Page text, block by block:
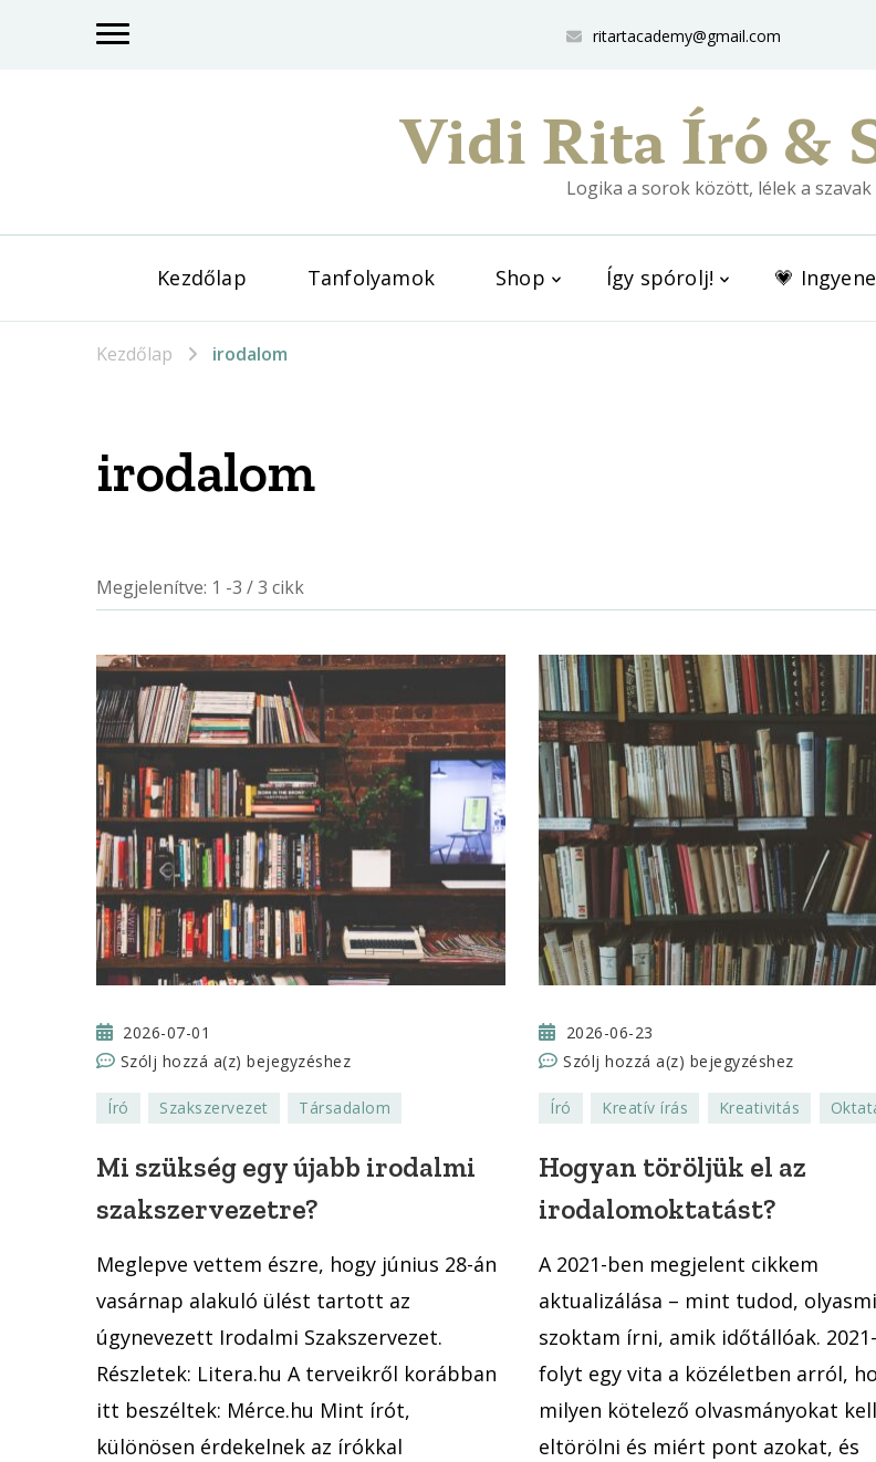
ritartacademy@gmail.com
Vidi Rita Író &
Logika a sorok között, lélek a
Kezdőlap Tanfolyamok Shop Így spórolj! 💗
Kezdőlap irodalom
irodalom
Megjelenítve: 1 -3 / 3 cikk
2026-07-01
Szólj hozzá a(z)Mi
egy
irodalmi
szakszervezetre?
bejegyzéshez
Író Szakszervezet Társadalom
Mi szükség egy újabb irodalmi
szakszervezetre?
Meglepve vettem észre, hogy június 28-án
vasárnap alakuló ülést tartott az
úgynevezett Irodalmi Szakszervezet.
Részletek: Litera.hu A terveikről korábban
itt beszéltek: Mérce.hu Mint írót,
különösen érdekelnek az írókkal
2026-06-23
Szólj hozzá a(z) Hogyan
irodalomoktatást?
bejegyzéshez
Író Kreatív írás Kreativitás
Hogyan töröljük el az
irodalomoktatást?
A 2021-ben megjelent cikkem
aktualizálása – mint tudod,
szoktam írni, amik időtállóak.
folyt egy vita a közéletben arról,
milyen kötelező olvasmányokat
eltörölni és miért pont azokat, és